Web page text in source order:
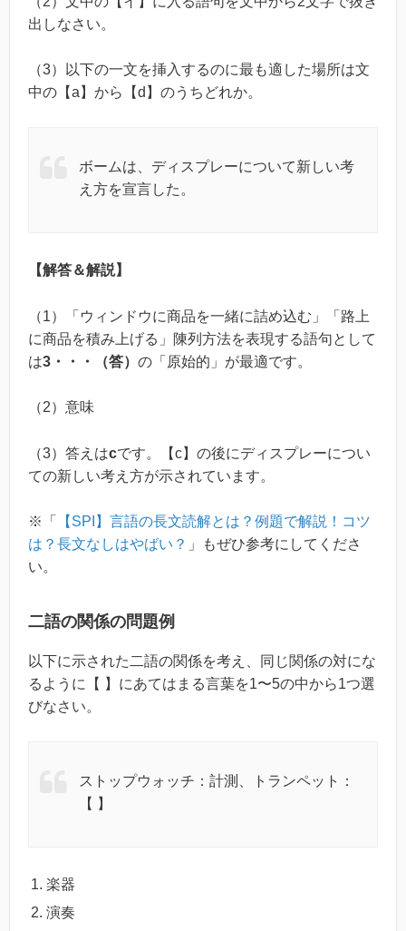
出しなさい。
（3）以下の一文を挿入するのに最も適した場所は文
中の【a】から【d】のうちどれか。
ボームは、ディスプレーについて新しい考
え方を宣言した。
【解答＆解説】
（1）「ウィンドウに商品を一緒に詰め込む」「路上
に商品を積み上げる」陳列方法を表現する語句として
は3・・・（答） の「原始的」が最適です。
（2）意味
（3）答えはcです。【c】の後にディスプレーについ
ての新しい考え方が示されています。
※「
【SPI】言語の長文読解とは？例題で解説！コツ
は？長文なしはやばい？ 」もぜひ参考にしてくださ
い。
二語の関係の問題例
以下に示された二語の関係を考え、同じ関係の対にな
るように【 】にあてはまる言葉を1〜5の中から1つ選
びなさい。
ストップウォッチ：計測、トランペット：
【 】
楽器
演奏